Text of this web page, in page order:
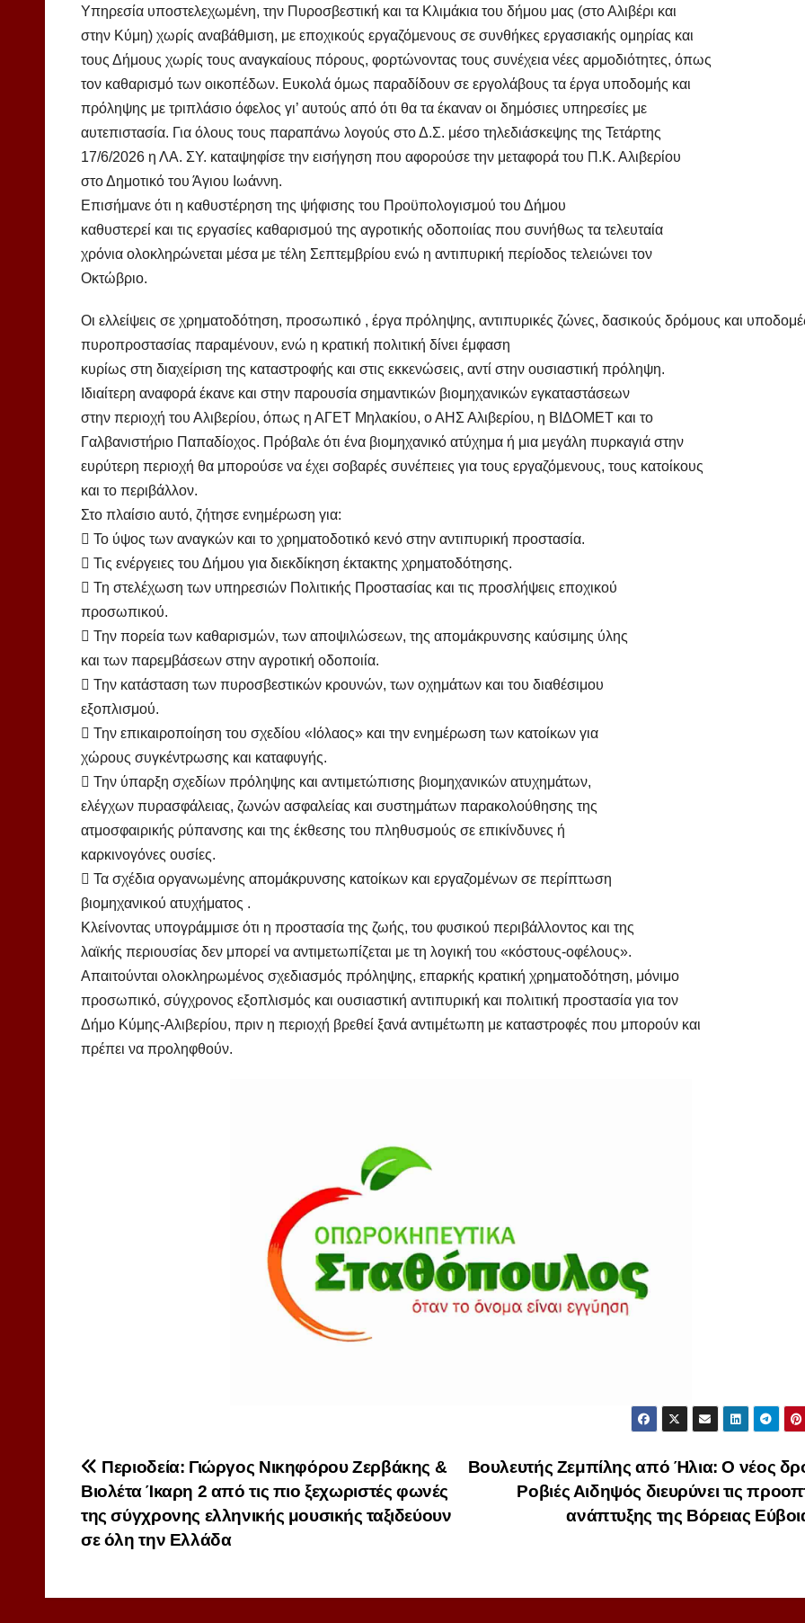
Υπηρεσία υποστελεχωμένη, την Πυροσβεστική και τα Κλιμάκια του δήμου μας (στο Αλιβέρι και
στην Κύμη) χωρίς αναβάθμιση, με εποχικούς εργαζόμενους σε συνθήκες εργασιακής ομηρίας και
τους Δήμους χωρίς τους αναγκαίους πόρους, φορτώνοντας τους συνέχεια νέες αρμοδιότητες, όπως
τον καθαρισμό των οικοπέδων. Ευκολά όμως παραδίδουν σε εργολάβους τα έργα υποδομής και
πρόληψης με τριπλάσιο όφελος γι’ αυτούς από ότι θα τα έκαναν οι δημόσιες υπηρεσίες με
αυτεπιστασία. Για όλους τους παραπάνω λογούς στο Δ.Σ. μέσο τηλεδιάσκεψης της Τετάρτης
17/6/2026 η ΛΑ. ΣΥ. καταψηφίσε την εισήγηση που αφορούσε την μεταφορά του Π.Κ. Αλιβερίου
στο Δημοτικό του Άγιου Ιωάννη.
Επισήμανε ότι η καθυστέρηση της ψήφισης του Προϋπολογισμού του Δήμου
καθυστερεί και τις εργασίες καθαρισμού της αγροτικής οδοποιίας που συνήθως τα τελευταία
χρόνια ολοκληρώνεται μέσα με τέλη Σεπτεμβρίου ενώ η αντιπυρική περίοδος τελειώνει τον
Οκτώβριο.
Οι ελλείψεις σε χρηματοδότηση, προσωπικό , έργα πρόληψης, αντιπυρικές ζώνες, δασικούς δρόμους και
πυροπροστασίας παραμένουν, ενώ η κρατική πολιτική δίνει έμφαση
κυρίως στη διαχείριση της καταστροφής και στις εκκενώσεις, αντί στην ουσιαστική πρόληψη.
Ιδιαίτερη αναφορά έκανε και στην παρουσία σημαντικών βιομηχανικών εγκαταστάσεων
στην περιοχή του Αλιβερίου, όπως η ΑΓΕΤ Μηλακίου, ο ΑΗΣ Αλιβερίου, η ΒΙΔΟΜΕΤ και το
Γαλβανιστήριο Παπαδίοχος. Πρόβαλε ότι ένα βιομηχανικό ατύχημα ή μια μεγάλη πυρκαγιά στην
ευρύτερη περιοχή θα μπορούσε να έχει σοβαρές συνέπειες για τους εργαζόμενους, τους κατοίκους
και το περιβάλλον.
Στο πλαίσιο αυτό, ζήτησε ενημέρωση για:
 Το ύψος των αναγκών και το χρηματοδοτικό κενό στην αντιπυρική προστασία.
 Τις ενέργειες του Δήμου για διεκδίκηση έκτακτης χρηματοδότησης.
 Τη στελέχωση των υπηρεσιών Πολιτικής Προστασίας και τις προσλήψεις εποχικού
προσωπικού.
 Την πορεία των καθαρισμών, των αποψιλώσεων, της απομάκρυνσης καύσιμης ύλης
και των παρεμβάσεων στην αγροτική οδοποιία.
 Την κατάσταση των πυροσβεστικών κρουνών, των οχημάτων και του διαθέσιμου
εξοπλισμού.
 Την επικαιροποίηση του σχεδίου «Ιόλαος» και την ενημέρωση των κατοίκων για
χώρους συγκέντρωσης και καταφυγής.
 Την ύπαρξη σχεδίων πρόληψης και αντιμετώπισης βιομηχανικών ατυχημάτων,
ελέγχων πυρασφάλειας, ζωνών ασφαλείας και συστημάτων παρακολούθησης της
ατμοσφαιρικής ρύπανσης και της έκθεσης του πληθυσμούς σε επικίνδυνες ή
καρκινογόνες ουσίες.
 Τα σχέδια οργανωμένης απομάκρυνσης κατοίκων και εργαζομένων σε περίπτωση
βιομηχανικού ατυχήματος .
Κλείνοντας υπογράμμισε ότι η προστασία της ζωής, του φυσικού περιβάλλοντος και της
λαϊκής περιουσίας δεν μπορεί να αντιμετωπίζεται με τη λογική του «κόστους-οφέλους».
Απαιτούνται ολοκληρωμένος σχεδιασμός πρόληψης, επαρκής κρατική χρηματοδότηση, μόνιμο
προσωπικό, σύγχρονος εξοπλισμός και ουσιαστική αντιπυρική και πολιτική προστασία για τον
Δήμο Κύμης-Αλιβερίου, πριν η περιοχή βρεθεί ξανά αντιμέτωπη με καταστροφές που μπορούν και
πρέπει να προληφθούν.
Πλοήγηση
άρθρων
Βουλευτής Ζεμπίλης από Ήλια: Ο νέος
Ροβιές Αιδηψός διευρύνει τις
ανάπτυξης της Βόρειας
Περιοδεία: Γιώργος Νικηφόρου Ζερβάκης &
Βιολέτα Ίκαρη 2 από τις πιο ξεχωριστές φωνές
της σύγχρονης ελληνικής μουσικής ταξιδεύουν
σε όλη την Ελλάδα